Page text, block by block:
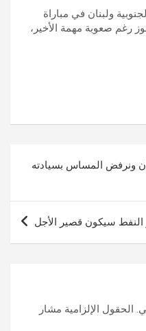
ولبنان في مباراة
رغم صعوبة مهمة الأخير،
ونرفض المساس بسيادته
الحقول الإلزامية مشار